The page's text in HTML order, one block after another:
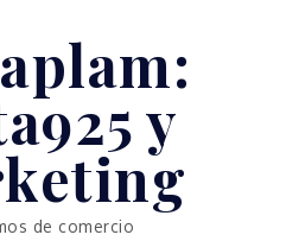
y
de comercio